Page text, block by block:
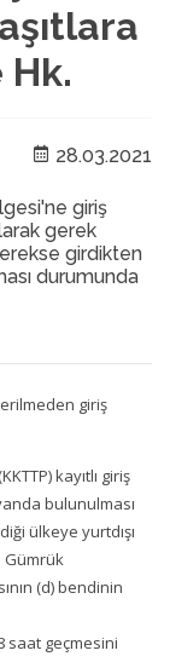
28.03.2021
giriş
gerek
girdikten
durumunda
giriş
kayıtlı giriş
bulunulması
ülkeye yurtdışı
Gümrük
(d) bendinin
saat geçmesini